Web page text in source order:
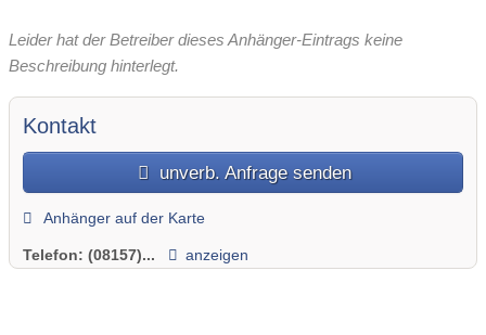
Leider hat der Betreiber dieses Anhänger-Eintrags keine
Beschreibung hinterlegt.
Kontakt
unverb. Anfrage senden
Anhänger auf der Karte
Telefon: (08157)... anzeigen